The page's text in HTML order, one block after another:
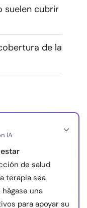
Publicidad con
suelen cubrir
de la
IA
de salud
terapia sea
una
para apoyar su